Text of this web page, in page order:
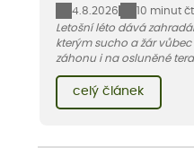
4.8.2026
10 minut
Letošní léto dává
kterým sucho a žár
záhonu i na osluněné
pro vás 11 tipů na odolné
léto bez pravidelné
celý článek